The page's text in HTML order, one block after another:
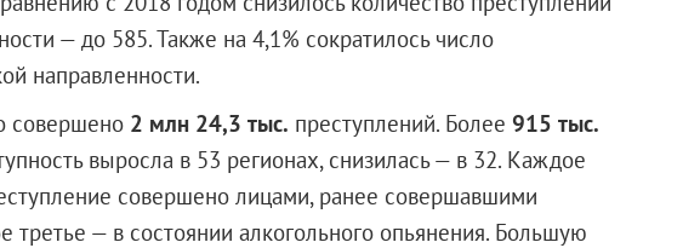
— до 585. Также на 4,1% сократилось число
направленности.
совершено 2 млн 24,3 тыс. преступлений. Более 915 тыс.
выросла в 53 регионах, снизилась — в 32. Каждое
совершено лицами, ранее совершавшими
третье — в состоянии алкогольного опьянения. Большую